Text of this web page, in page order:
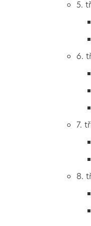
2. B
3. A
4. A
5. A
5.
6.
7.
8.